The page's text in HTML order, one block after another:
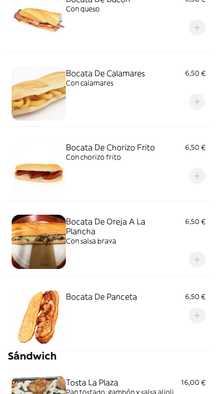
Con queso
Bocata De Calamares
6,50 €
Con calamares
Bocata De Chorizo Frito
6,50 €
Con chorizo frito
Bocata De Oreja A La
Plancha
6,50 €
Con salsa brava
Bocata De Panceta 6,50 €
Sándwich
Tosta La Plaza
16,00 €
Pan tostado, gambón y salsa alioli